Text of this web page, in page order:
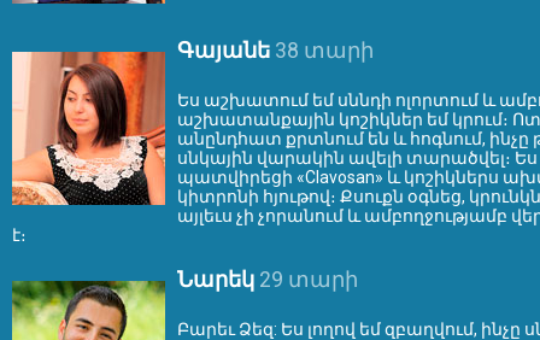
Գայանե 38 տարի
Ես աշխատում եմ սննդի ոլորտում և
աշխատանքային կոշիկներ եմ կրում։
անընդհատ քրտնում են և հոգնում, ինչը
սնկային վարակին ավելի տարածվել։
պատվիրեցի «Clavosan» և կոշիկներս
կիտրոնի հյութով։ Քսուքն օգնեց,
այլեւս չի չորանում և ամբողջությամբ
է։
Նարեկ 29 տարի
Բարեւ Ձեզ: Ես լողով եմ զբաղվում, ինչը